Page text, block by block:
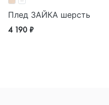
Плед ЗАЙКА шерсть
4 190 ₽